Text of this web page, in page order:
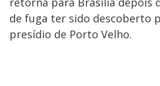
de fuga ter sido descoberto
presídio de Porto Velho.